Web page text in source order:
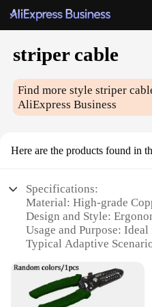
striper cable
Find more stylestriper
AliExpress Business
Here are the products found in
Specifications:
Material: High-grade
Design and Style:
Usage and Purpose:
Typical Adaptive
Shape or Size or Weight
Multiple Sizes and
Performance and